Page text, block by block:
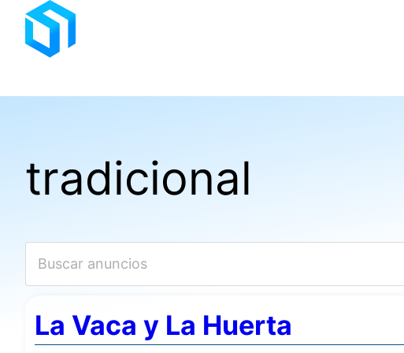
Saltar
contenido
tradicional
La Vaca y La Huerta